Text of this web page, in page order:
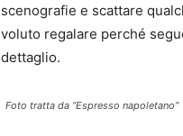
scenografie e scattare
voluto regalare perché
dettaglio.
Foto tratta da “Espresso napoletano”